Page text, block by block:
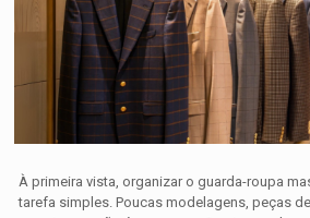
À primeira vista, organizar o guarda-roupa
tarefa simples. Poucas modelagens, peças